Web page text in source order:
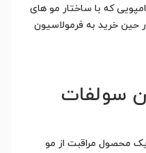
که با ساختار مو های
حین خرید به فرمولاسیون
سولفات
محصول مراقبت از مو